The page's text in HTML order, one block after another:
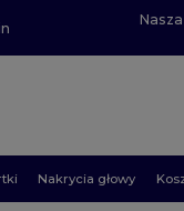
Nakrycia głowy